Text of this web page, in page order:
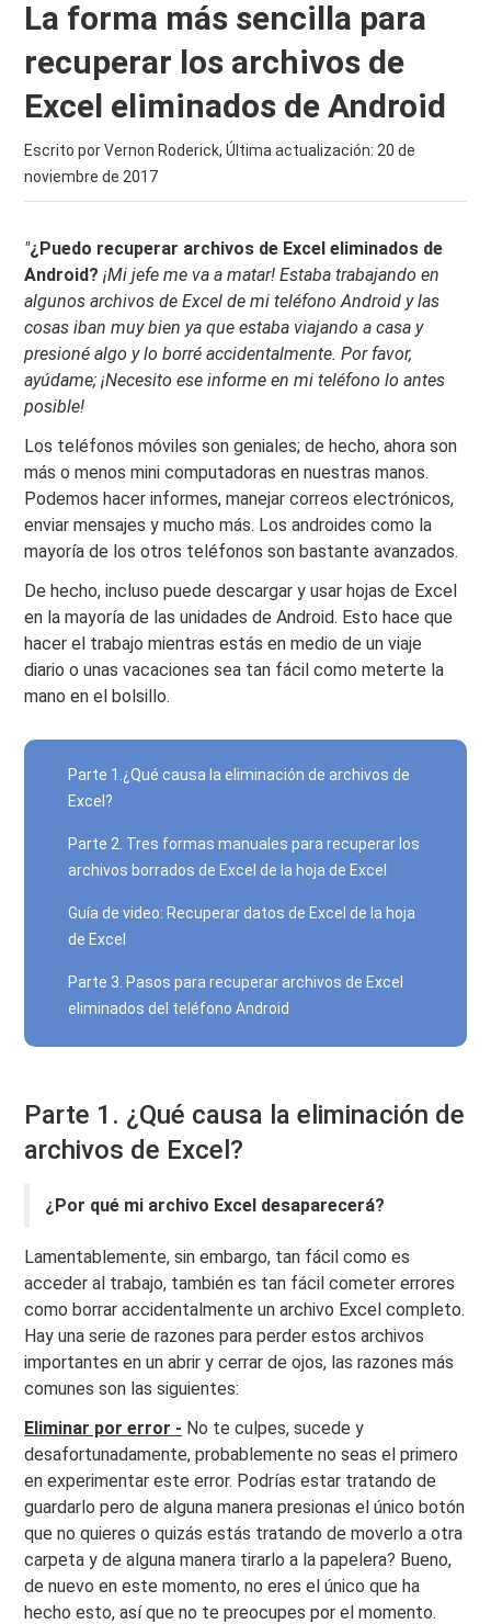
La forma más sencilla para
recuperar los archivos de
Excel eliminados de Android
Escrito por Vernon Roderick, Última actualización: 20 de
noviembre de 2017
"¿Puedo recuperar archivos de Exceleliminados de
Android? ¡Mi jefe me va a matar! Estaba trabajando en
algunos archivos de Excel de mi teléfono Android y las
cosas iban muy bien ya que estaba viajando a casa y
presioné algo y lo borré accidentalmente. Por favor,
ayúdame; ¡Necesito ese informe en mi teléfono lo antes
posible!
Los teléfonos móviles son geniales; de hecho, ahora son
más o menos mini computadoras en nuestras manos.
Podemos hacer informes, manejar correos electrónicos,
enviar mensajes y mucho más. Los androides como la
mayoría de los otros teléfonos son bastante avanzados.
De hecho, incluso puede descargar y usar hojas de Excel
en la mayoría de las unidades de Android. Esto hace que
hacer el trabajo mientras estás en medio de un viaje
diario o unas vacaciones sea tan fácil como meterte la
mano en el bolsillo.
Parte 1.¿Qué causa la eliminación de archivos de
Excel?
Parte 2. Tres formas manuales para recuperar los
archivos borrados de Excel de la hoja de Excel
Guía de video: Recuperar datos de Excel de la hoja
de Excel
Parte 3. Pasos para recuperar archivos de Excel
eliminados del teléfono Android
Parte 1. ¿Qué causa la eliminación de
archivos de Excel?
¿Por qué mi archivo Excel desaparecerá?
Lamentablemente, sin embargo, tan fácil como es
acceder al trabajo, también es tan fácil cometer errores
como borrar accidentalmente un archivo Excel completo.
Hay una serie de razones para perder estos archivos
importantes en un abrir y cerrar de ojos, las razones más
comunes son las siguientes:
Eliminar por error - No te culpes, sucede y
desafortunadamente, probablemente no seas el primero
en experimentar este error. Podrías estar tratando de
guardarlo pero de alguna manera presionas el único botón
que no quieres o quizás estás tratando de moverlo a otra
carpeta y de alguna manera tirarlo a la papelera? Bueno,
de nuevo en este momento, no eres el único que ha
hecho esto, así que no te preocupes por el momento.